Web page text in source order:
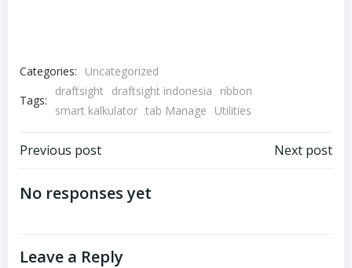
Categories:
Uncategorized
Tags:
draftsight draftsight indonesia
ribbon
smart kalkulator tab Manage Utilities
Post
navigation
Previous post Next post
No responses yet
Leave a Reply